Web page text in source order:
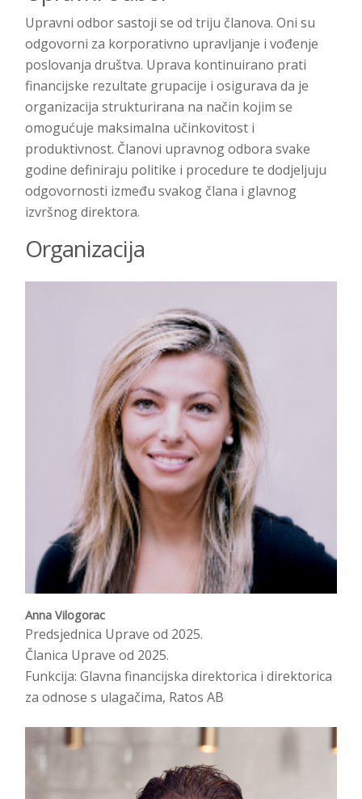
Upravni odbor sastoji se od triju članova. Oni su
odgovorni za korporativno upravljanje i vođenje
poslovanja društva. Uprava kontinuirano prati
financijske rezultate grupacije i osigurava da je
organizacija strukturirana na način kojim se
omogućuje maksimalna učinkovitost i
produktivnost. Članovi upravnog odbora svake
godine definiraju politike i procedure te dodjeljuju
odgovornosti između svakog člana i glavnog
izvršnog direktora.
Organizacija
Anna Vilogorac
Predsjednica Uprave od 2025.
Članica Uprave od 2025.
Funkcija: Glavna financijska direktorica i direktorica
za odnose s ulagačima, Ratos AB